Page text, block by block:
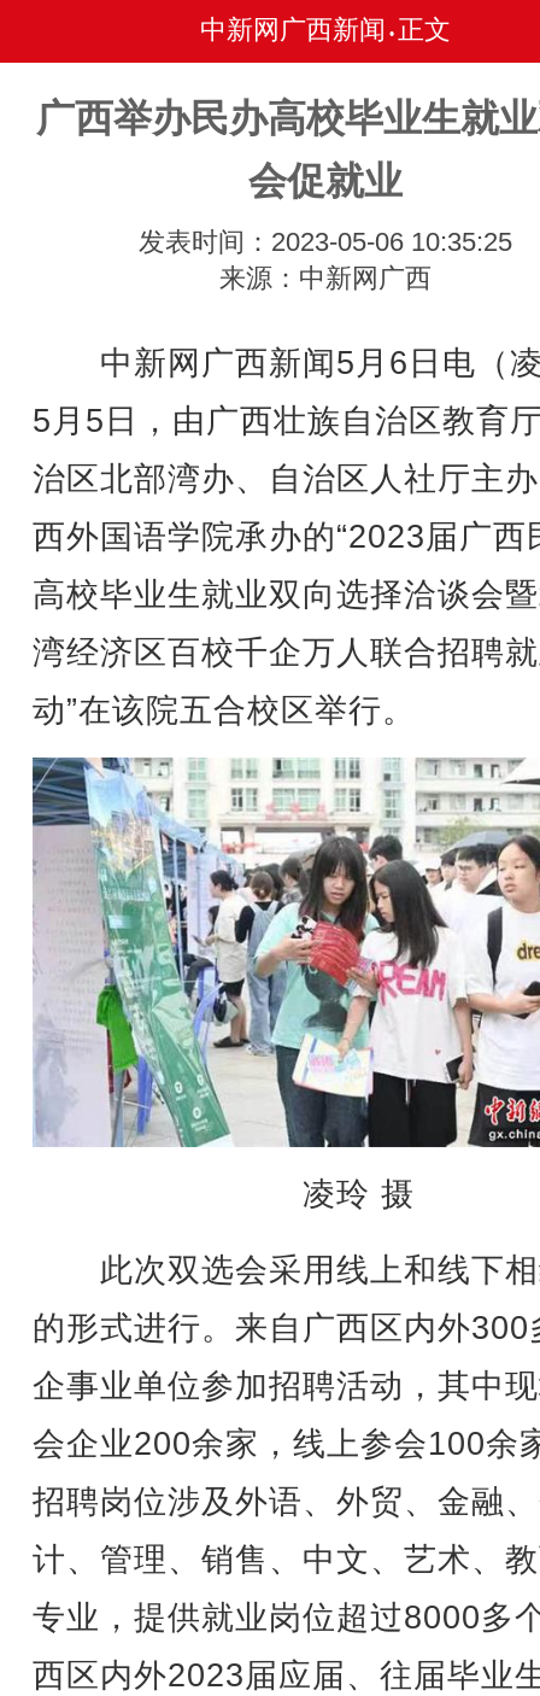
中新网广西新闻 • 正文
广西举办民办高校毕业生就
会促就业
发表时间：2023-05-06 10:35:25
来源：中新网广西
中新网广西新闻5月6日电（
5月5日，由广西壮族自治区教育
治区北部湾办、自治区人社厅主
西外国语学院承办的“2023届广西
高校毕业生就业双向选择洽谈会
湾经济区百校千企万人联合招聘
动”在该院五合校区举行。
凌玲 摄
此次双选会采用线上和线下
的形式进行。来自广西区内外300
企事业单位参加招聘活动，其中
会企业200余家，线上参会100余
招聘岗位涉及外语、外贸、金融
计、管理、销售、中文、艺术、
专业，提供就业岗位超过8000多
西区内外2023届应届、往届毕业